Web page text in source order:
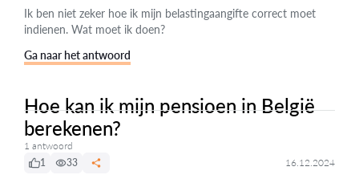
Ik ben niet zeker hoe ik mijn belastingaangifte correct moet
indienen. Wat moet ik doen?
Ga naar het antwoord
Hoe kan ik mijn pensioen in België
berekenen?
1 antwoord
1
33 16.12.2024